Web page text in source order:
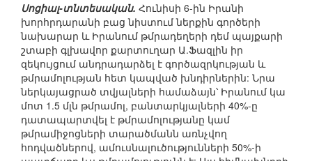
Սոցիալ-տնտեսական. Հունիսի 6-ին Իրանի
խորհրդարանի բաց նիստում ներքին գործերի
նախարար և Իրանում թմրադեղերի դեմ պայքարի
շտաբի գլխավոր քարտուղար Ա.Ֆազլին իր
զեկույցում անդրադարձել է գործազրկության և
թմրամոլության հետ կապված խնդիրներին: Նրա
ներկայացրած տվյալների համաձայն՝ Իրանում կա
մոտ 1.5 մլն թմրամոլ, բանտարկյալների 40%-ը
դատապարտվել է թմրամոլությանը կամ
թմրամիջոցների տարածմանն առնչվող
հոդվածներով, ամուսնալուծությունների 50%-ի